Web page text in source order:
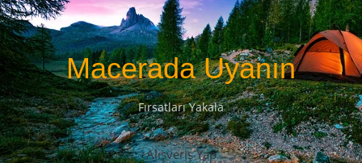
Macerada Uyanın
Fırsatları Yakala
Alışveriş Yap